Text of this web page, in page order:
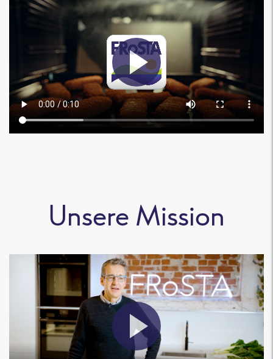
Unsere Mission